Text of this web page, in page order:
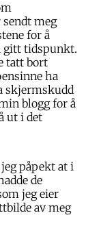
meg
for å
gitt tidspunkt.
tatt bort
ha
skjermskudd
blogg for å
ut i det
påpekt at i
de
jeg eier
av meg